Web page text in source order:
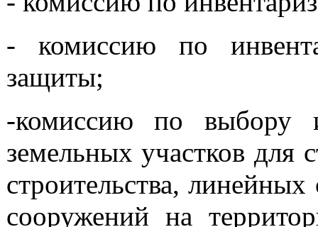
- комиссию по
защиты;
-комиссию по выбору и
земельных участков для
строительства,
сооружений на